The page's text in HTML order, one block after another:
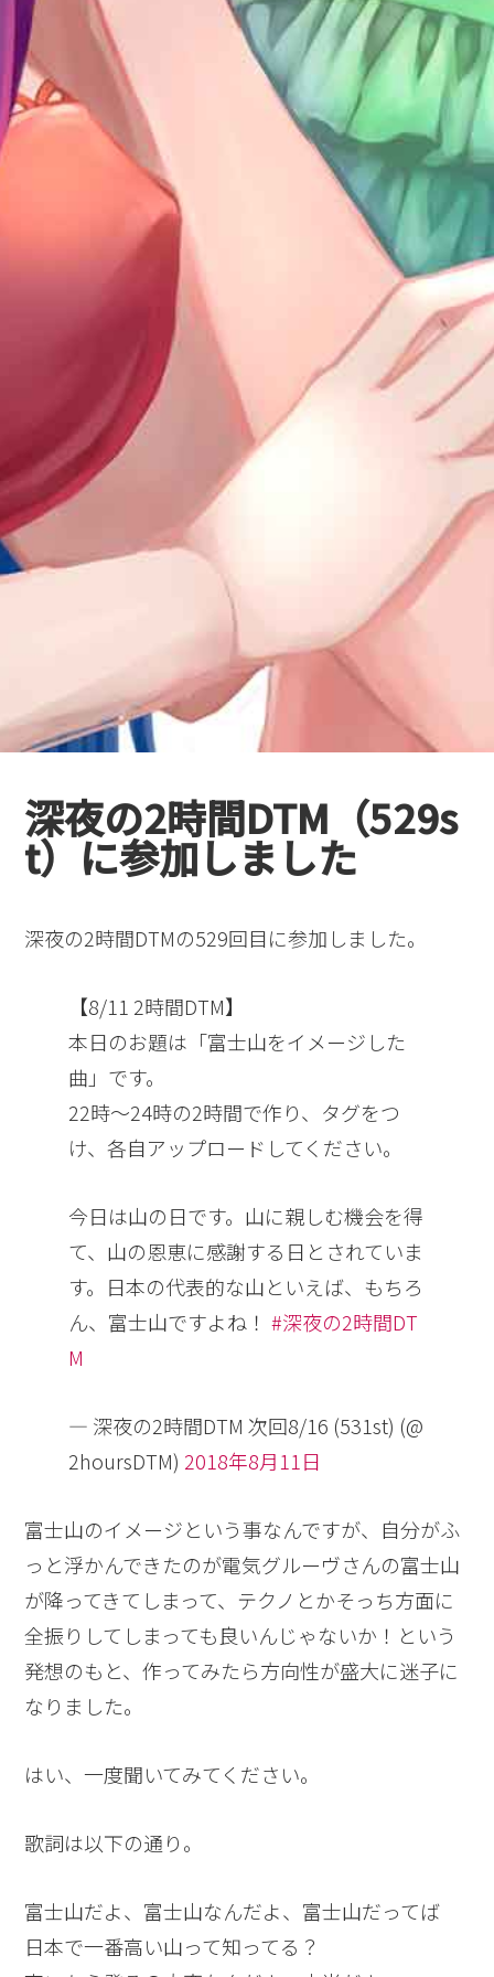
深夜の2時間DTM（529s
t）に参加しました
深夜の2時間DTMの529回目に参加しました。
【8/11 2時間DTM】
本日のお題は「富士山をイメージした
曲」です。
22時～24時の2時間で作り、タグをつ
け、各自アップロードしてください。
今日は山の日です。山に親しむ機会を得
て、山の恩恵に感謝する日とされていま
す。日本の代表的な山といえば、もちろ
ん、富士山ですよね！#深夜の2時間DT
M
— 深夜の2時間DTM 次回8/16 (531st) (@
2hoursDTM) 2018年8月11日
富士山のイメージという事なんですが、自分がふ
っと浮かんできたのが電気グルーヴさんの富士山
が降ってきてしまって、テクノとかそっち方面に
全振りしてしまっても良いんじゃないか！という
発想のもと、作ってみたら方向性が盛大に迷子に
なりました。
はい、一度聞いてみてください。
歌詞は以下の通り。
富士山だよ、富士山なんだよ、富士山だってば
日本で一番高い山って知ってる？